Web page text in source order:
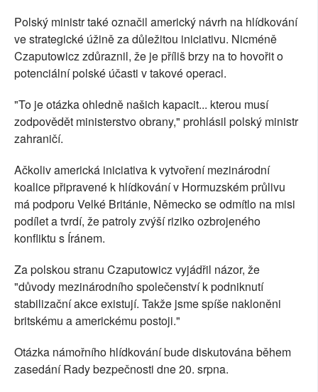
Polský ministr také označil americký návrh na hlídkování
ve strategické úžině za důležitou iniciativu. Nicméně
Czaputowicz zdůraznil, že je příliš brzy na to hovořit o
potenciální polské účasti v takové operaci.
"To je otázka ohledně našich kapacit... kterou musí
zodpovědět ministerstvo obrany," prohlásil polský ministr
zahraničí.
Ačkoliv americká iniciativa k vytvoření mezinárodní
koalice připravené k hlídkování v Hormuzském průlivu
má podporu Velké Británie, Německo se odmítlo na misi
podílet a tvrdí, že patroly zvýší riziko ozbrojeného
konfliktu s Íránem.
Za polskou stranu Czaputowicz vyjádřil názor, že
"důvody mezinárodního společenství k podniknutí
stabilizační akce existují. Takže jsme spíše nakloněni
britskému a americkému postoji."
Otázka námořního hlídkování bude diskutována během
zasedání Rady bezpečnosti dne 20. srpna.